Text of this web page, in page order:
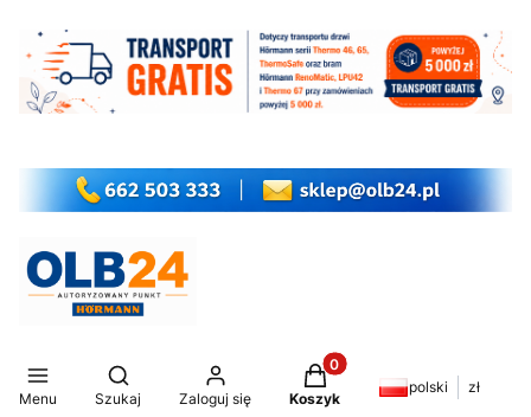
Menu
Otwórz wyszukiwarkę
Szukaj Zaloguj się
Produkty w koszyku: 0.
Koszyk
polski zł